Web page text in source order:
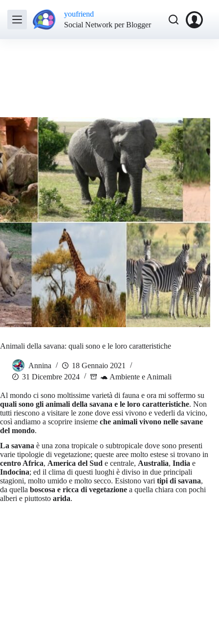
youfriend
Social Network per Blogger
Animali della savana: quali sono e le loro caratteristiche
Annina
18 Gennaio 2021
31 Dicembre 2024
🐢 Ambiente e Animali
Al mondo ci sono moltissime varietà di fauna e ora mi soffermo su
quali sono gli animali della savana e le loro caratteristiche. Non
tutti riescono a visitare le zone dove essi vivono e vederli da vicino,
così andiamo a scoprire insieme che animali vivono nelle savane
del mondo.
La savana è una zona tropicale o subtropicale dove sono presenti
varie tipologie di vegetazione; queste aree molto estese si trovano in
centro Africa, America del Sud e centrale, Australia, India e
Indocina; ed il clima di questi luoghi è diviso in due principali
stagioni, molto umido e molto secco. Esistono vari tipi di savana,
da quella boscosa e ricca di vegetazione a quella chiara con pochi
alberi e piuttosto arida.